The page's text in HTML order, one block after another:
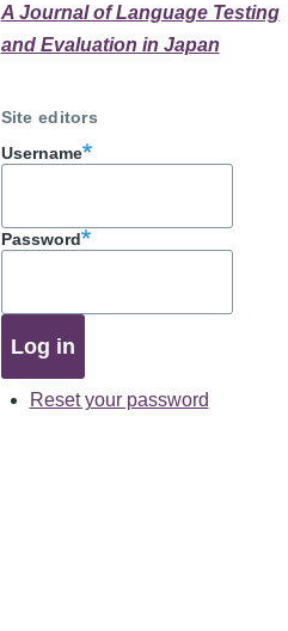
A Journal of Language Testing
and Evaluation in Japan
Site editors
Username
Password
Reset your password